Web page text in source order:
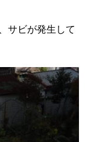
サビが発生して